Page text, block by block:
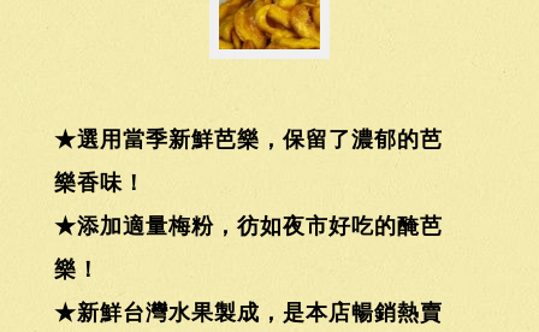
★選用當季新鮮芭樂，保留了濃郁的芭
樂香味！
★添加適量梅粉，彷如夜市好吃的醃芭
樂！
★新鮮台灣水果製成，是本店暢銷熱賣